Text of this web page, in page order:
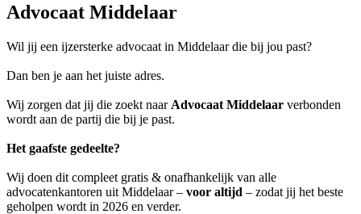
Advocaat Middelaar
Wil jij een ijzersterke advocaat in Middelaar die bij jou past?
Dan ben je aan het juiste adres.
Wij zorgen dat jij die zoekt naar Advocaat Middelaar verbonden
wordt aan de partij die bij je past.
Het gaafste gedeelte?
Wij doen dit compleet gratis & onafhankelijk van alle
advocatenkantoren uit Middelaar – voor altijd – zodat jij het beste
geholpen wordt in 2026 en verder.